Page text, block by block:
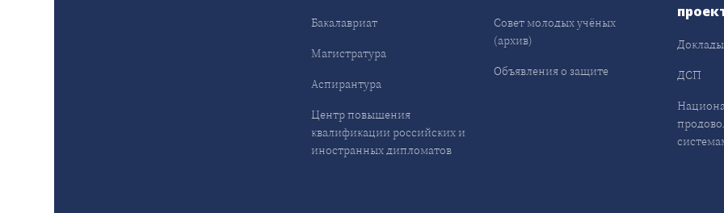
Бакалавриат
Магистратура
Аспирантура
Центр повышения
квалификации российских и
иностранных дипломатов
Совет молодых учёных
(архив)
Объявления о защите
Доклады
ДСП